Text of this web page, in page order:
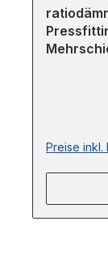
Preise inkl.